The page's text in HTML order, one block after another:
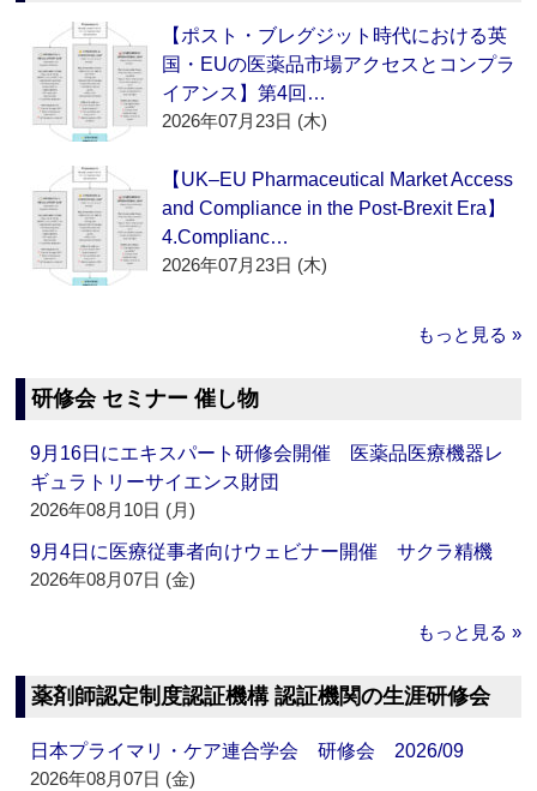
【ポスト・ブレグジット時代における英
国・EUの医薬品市場アクセスとコンプラ
イアンス】第4回…
2026年07月23日 (木)
【UK–EU Pharmaceutical Market Access
and Compliance in the Post-Brexit Era】
4.Complianc…
2026年07月23日 (木)
もっと見る »
研修会 セミナー 催し物
9月16日にエキスパート研修会開催 医薬品医療機器レ
ギュラトリーサイエンス財団
2026年08月10日 (月)
9月4日に医療従事者向けウェビナー開催 サクラ精機
2026年08月07日 (金)
もっと見る »
薬剤師認定制度認証機構 認証機関の生涯研修会
日本プライマリ・ケア連合学会 研修会 2026/09
2026年08月07日 (金)